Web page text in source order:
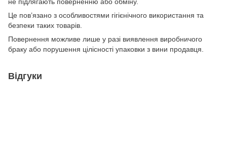
Це пов’язано з особливостями гігієнічного використання та
безпеки таких товарів.
Повернення можливе лише у разі виявлення виробничого
браку або порушення цілісності упаковки з вини продавця.
Відгуки